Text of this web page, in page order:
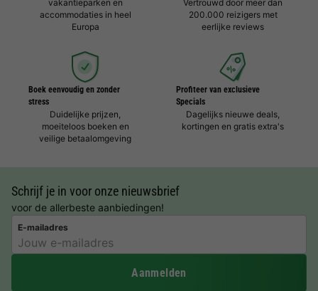
vakantieparken en
accommodaties in heel
Europa
Vertrouwd door meer dan
200.000 reizigers met
eerlijke reviews
Boek eenvoudig en zonder
stress
Duidelijke prijzen,
moeiteloos boeken en
veilige betaalomgeving
Profiteer van exclusieve
Specials
Dagelijks nieuwe deals,
kortingen en gratis extra's
Schrijf je in voor onze nieuwsbrief
voor de allerbeste aanbiedingen!
E-mailadres
Aanmelden